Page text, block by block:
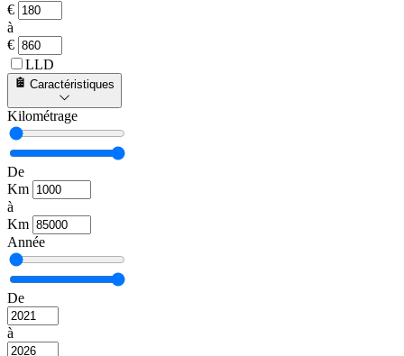
€
à
€
LLD
Caractéristiques
Kilométrage
De
Km
à
Km
Année
De
à